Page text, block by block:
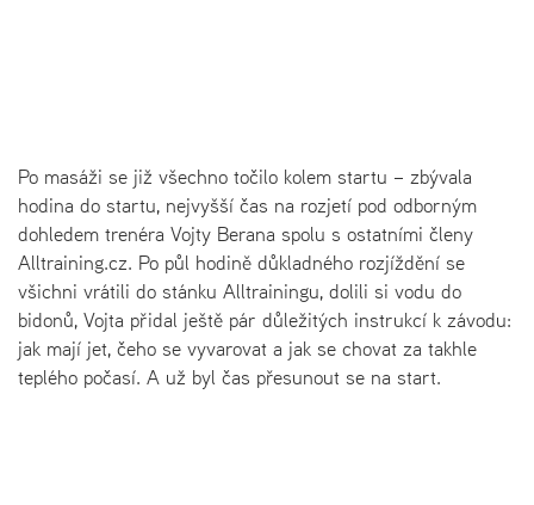
Po masáži se již všechno točilo kolem startu – zbývala
hodina do startu, nejvyšší čas na rozjetí pod odborným
dohledem trenéra Vojty Berana spolu s ostatními členy
Alltraining.cz. Po půl hodině důkladného rozjíždění se
všichni vrátili do stánku Alltrainingu, dolili si vodu do
bidonů, Vojta přidal ještě pár důležitých instrukcí k závodu:
jak mají jet, čeho se vyvarovat a jak se chovat za takhle
teplého počasí. A už byl čas přesunout se na start.